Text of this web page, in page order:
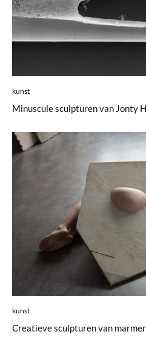
kunst
Minuscule sculpturen van Jonty
kunst
Creatieve sculpturen van